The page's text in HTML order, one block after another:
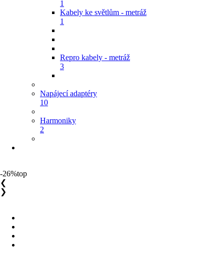
1
Kabely ke světlům - metráž
1
Repro kabely - metráž
3
Napájecí adaptéry
10
Harmoniky
2
-26%top
❮
❯